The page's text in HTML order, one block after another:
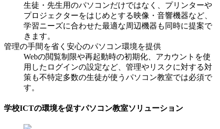
生徒・先生用のパソコンだけではなく、プリンターや
プロジェクターをはじめとする映像・音響機器など、
学習ニーズに合わせた最適な周辺機器も同時に提案で
きます。
管理の手間を省く安心のパソコン環境を提供
Webの閲覧制限や再起動時の初期化、アカウントを使
用したログインの設定など、管理やリスクに対する対
策も不特定多数の生徒が使うパソコン教室では必須で
す。
学校ICTの環境を促すパソコン教室ソリューション